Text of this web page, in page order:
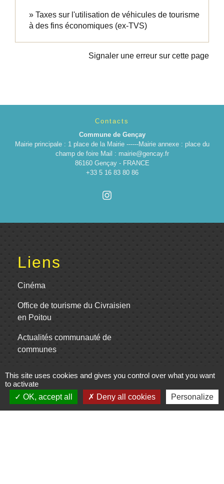
Taxes sur l'utilisation de véhicules de tourisme
à des fins économiques (ex-TVS)
Signaler une erreur sur cette page
Contacts
Commune de Gençay
Mairie principale : 1 place de la Mairie ------Mairie annexe : place du
champ de foire Mail : mairie@gencay.fr
86160 Gençay - FRANCE
+33 5 16 83 80 86
Liens
Cinéma
Office de tourisme du Civraisien
en Poitou
Actualités communauté de
communes
C.P.A. Lathus
This site uses cookies and gives you control over what you want
to activate
OK, accept all
Deny all cookies Personalize